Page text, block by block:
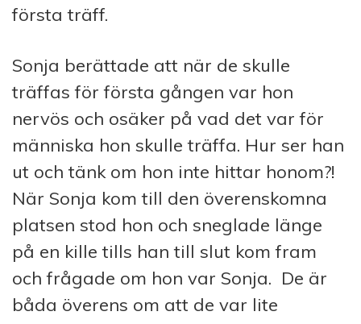
första träff.
Sonja berättade att när de skulle
träffas för första gången var hon
nervös och osäker på vad det var för
människa hon skulle träffa. Hur ser han
ut och tänk om hon inte hittar honom?!
När Sonja kom till den överenskomna
platsen stod hon och sneglade länge
på en kille tills han till slut kom fram
och frågade om hon var Sonja. De är
båda överens om att de var lite